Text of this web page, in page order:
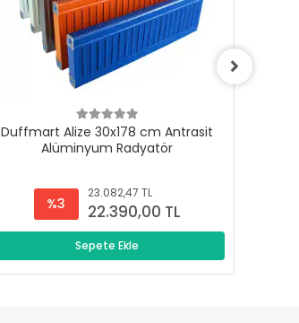
Duffmart Alize 30x178 cm Antrasit
Alüminyum Radyatör
%3
23.082,47 TL
22.390,00 TL
Sepete Ekle